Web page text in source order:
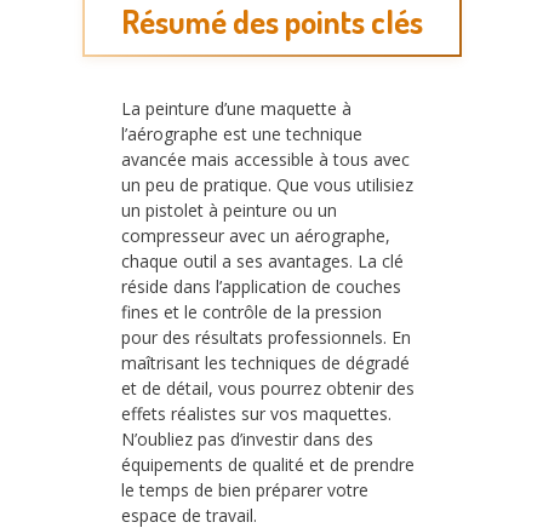
Résumé des points clés
La peinture d’une maquette à
l’aérographe est une technique
avancée mais accessible à tous avec
un peu de pratique. Que vous utilisiez
un pistolet à peinture ou un
compresseur avec un aérographe,
chaque outil a ses avantages. La clé
réside dans l’application de couches
fines et le contrôle de la pression
pour des résultats professionnels. En
maîtrisant les techniques de dégradé
et de détail, vous pourrez obtenir des
effets réalistes sur vos maquettes.
N’oubliez pas d’investir dans des
équipements de qualité et de prendre
le temps de bien préparer votre
espace de travail.